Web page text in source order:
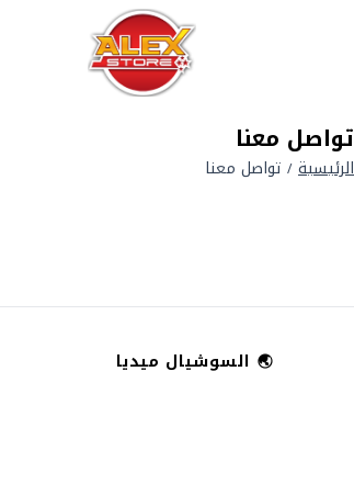
تواصل معنا
الرئيسية / تواصل معنا
🌏 السوشيال ميديا